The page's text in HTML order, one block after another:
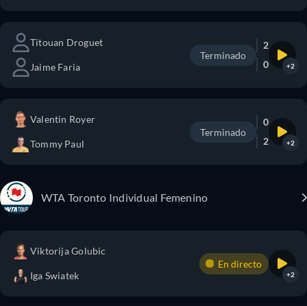
Titouan Droguet
Jaime Faria
Terminado
2
0
+2
Valentin Royer
Tommy Paul
Terminado
0
2
+2
WTA Toronto Individual Femenino
Viktorija Golubic
Iga Swiatek
En directo
+2